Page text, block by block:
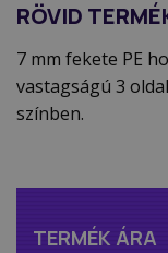
RÖVID
7 mm fekete PE
vastagságú 3
színben.
TERMÉK ÁRA